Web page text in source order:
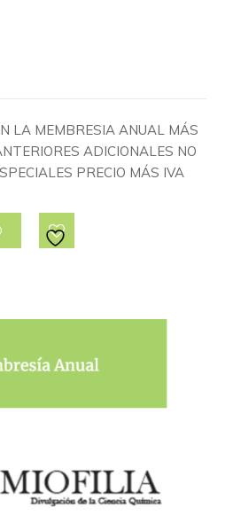
LA MEMBRESIA ANUAL MÁS
ADICIONALES NO
PRECIO MÁS IVA